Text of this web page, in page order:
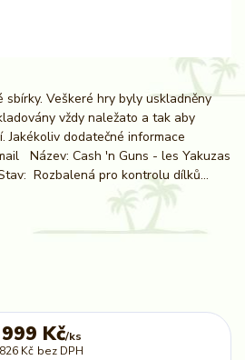
Veškeré hry byly uskladněny
vždy naležato a tak aby
Jakékoliv dodatečné informace
Název: Cash 'n Guns - les Yakuzas
Rozbalená pro kontrolu dílků...
999 Kč/ks
826 Kč bez DPH